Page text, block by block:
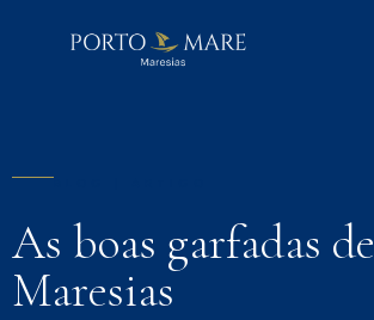
As boas garfadas de
Maresias